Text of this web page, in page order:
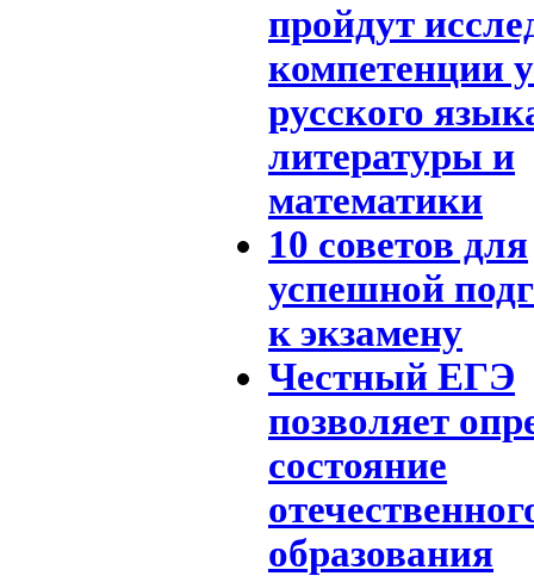
пройдут
компетенции
русского
литературы и
математики
10 советов для
успешной
к экзамену
Честный ЕГЭ
позволяет
состояние
образования